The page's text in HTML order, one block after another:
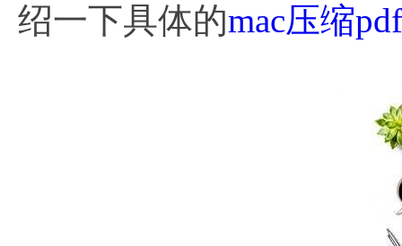
绍一下具体的mac压缩